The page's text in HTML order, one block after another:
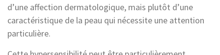
d’une affection dermatologique, mais plutôt d’une
caractéristique de la peau qui nécessite une attention
particulière.